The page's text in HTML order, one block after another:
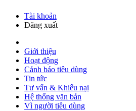
Tài khoản
Đăng xuất
Giới thiệu
Hoạt động
Cảnh báo tiêu dùng
Tin tức
Tư vấn & Khiếu nại
Hệ thống văn bản
Vì người tiêu dùng